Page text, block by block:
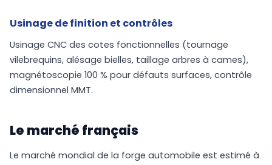
Usinage de finition et contrôles
Usinage CNC des cotes fonctionnelles (tournage
vilebrequins, alésage bielles, taillage arbres à cames),
magnétoscopie 100 % pour défauts surfaces, contrôle
dimensionnel MMT.
Le marché français
Le marché mondial de la forge automobile est estimé à